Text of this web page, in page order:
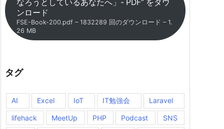
なろうとしているあなたへ」- PDF” をダウ
ンロード
FSE-Book-200.pdf – 1832289 回のダウンロード – 1.
26 MB
タグ
AI Excel IoT IT勉強会 Laravel
lifehack MeetUp PHP Podcast
SNS